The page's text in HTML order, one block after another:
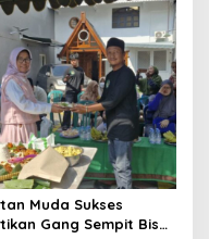
Muda Sukses
Gang Sempit Bisa